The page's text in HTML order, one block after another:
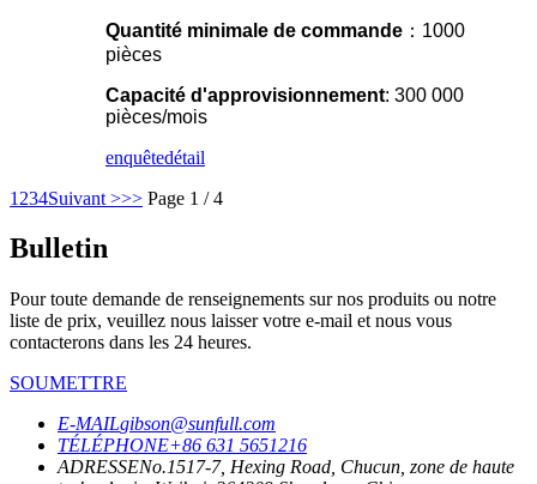
Quantité minimale de commande ：1000
pièces
Capacité d'approvisionnement: 300 000
pièces/mois
enquêtedétail
1 234Suivant >>> Page 1 / 4
Bulletin
Pour toute demande de renseignements sur nos produits ou notre
liste de prix, veuillez nous laisser votre e-mail et nous vous
contacterons dans les 24 heures.
SOUMETTRE
E-MAILgibson@sunfull.com
TÉLÉPHONE+86 631 5651216
ADRESSENo.1517-7, Hexing Road, Chucun, zone de haute